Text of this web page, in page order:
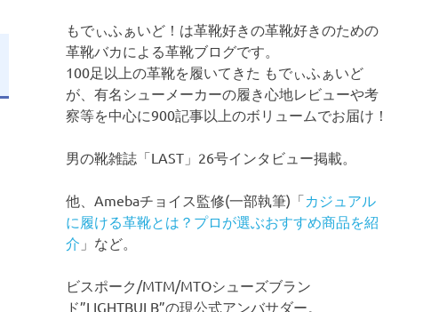
もでぃふぁいど！は革靴好きの革靴好きのための
革靴バカによる革靴ブログです。
100足以上の革靴を履いてきた もでぃふぁいど
が、有名シューメーカーの履き心地レビューや考
察等を中心に900記事以上のボリュームでお届け！
男の靴雑誌「LAST」26号インタビュー掲載。
他、Amebaチョイス監修(一部執筆)「カジュアル
に履ける革靴とは？プロが選ぶおすすめ商品を紹
介 」など。
ビスポーク/MTM/MTOシューズブラン
ド”LIGHTBULB”の現公式アンバサダー。